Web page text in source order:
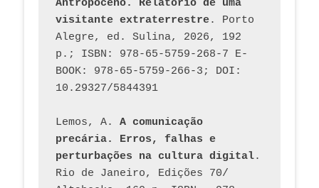
Antropoceno. Relatório de uma
visitante extraterrestre. Porto
Alegre, ed. Sulina, 2026, 192
p.; ISBN: 978-65-5759-268-7 E-
BOOK: 978-65-5759-266-3; DOI:
10.29327/5844391
Lemos, A. A comunicação
precária. Erros, falhas e
perturbações na cultura digital.
Rio de Janeiro, Edições 70/